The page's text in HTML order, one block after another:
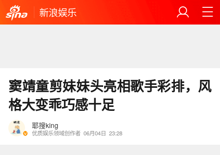
新浪娱乐
窦靖童剪妹妹头亮相歌手彩排，风
格大变乖巧感十足
耶搜king
优质娱乐领域创作者 06月04日 23:28